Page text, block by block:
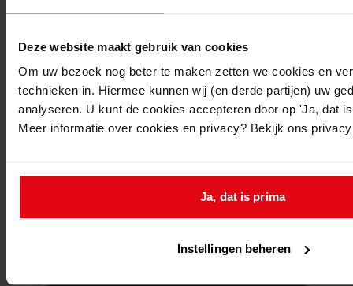
Deze website maakt gebruik van cookies
Om uw bezoek nog beter te maken zetten we cookies en
technieken in. Hiermee kunnen wij (en derde partijen) uw
analyseren. U kunt de cookies accepteren door op 'Ja, dat
Meer informatie over cookies en privacy? Bekijk ons
Ja, dat is prima
Instellingen beheren